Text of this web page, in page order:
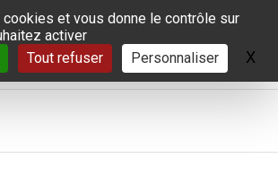
des cookieset vous donne le contrôle sur
activer
Tout refuser Personnaliser X